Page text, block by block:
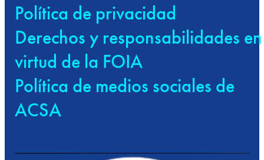
Política de privacidad
Derechos y responsabilidades en
virtud de la FOIA
Política de medios sociales de
ACSA